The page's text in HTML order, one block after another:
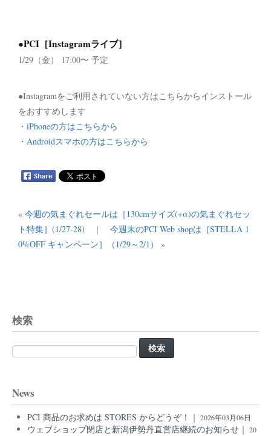
●PCI［Instagramライブ］
1/29（金） 17:00〜 予定
●Instagramをご利用されていない方はこちらからインストール
をおすすめします
・ iPhoneの方はこちらから
・ Androidスマホの方はこちらから
« 今週の気まぐれセールは［130cmサイズ(+α)の気まぐれセッ
ト特集］(1/27-28) ｜ 今週末のPCI Web shopは［STELLA 1
0%OFF キャンペーン］（1/29～2/1）
»
検索
検
索:
News
PCI 商品のお求めは STORES からどうぞ！｜ 2026年03月06日
ウェブショップ閉店と新潟伊勢丹直営店継続のお知らせ｜ 20